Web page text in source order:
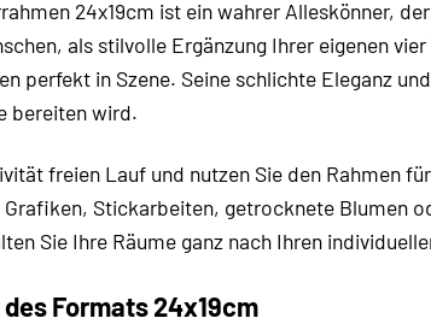
24x19cm ist ein wahrer Alleskönner,
als stilvolle Ergänzung Ihrer eigenen
perfekt in Szene. Seine schlichte Eleganz
bereiten wird.
freien Lauf und nutzen Sie den Rahmen
Stickarbeiten, getrocknete Blumen
Sie Ihre Räume ganz nach Ihren
Formats 24x19cm